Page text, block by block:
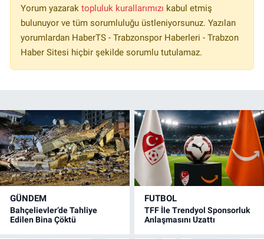
Yorum yazarak topluluk kurallarımızı kabul etmiş
bulunuyor ve tüm sorumluluğu üstleniyorsunuz. Yazılan
yorumlardan HaberTS - Trabzonspor Haberleri - Trabzon
Haber Sitesi hiçbir şekilde sorumlu tutulamaz.
GÜNDEM
Bahçelievler’de Tahliye
Edilen Bina Çöktü
FUTBOL
TFF İle Trendyol Sponsorluk
Anlaşmasını Uzattı